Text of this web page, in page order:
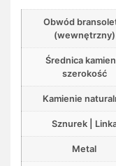
Obwód
(wewnętrzny)
Średnica
szerokość
Kamienie
Sznurek |
Metal